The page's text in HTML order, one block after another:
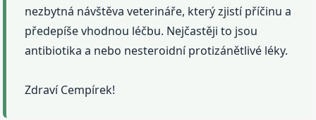
nezbytná návštěva veterináře, který zjistí příčinu a
předepíše vhodnou léčbu. Nejčastěji to jsou
antibiotika a nebo nesteroidní protizánětlivé léky.
Zdraví Cempírek!